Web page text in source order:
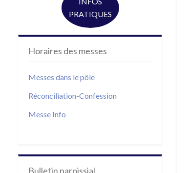
PRATIQUES
Horaires des messes
Messes dans le pôle
Réconciliation-Confession
Messe Info
Bulletin paroissial